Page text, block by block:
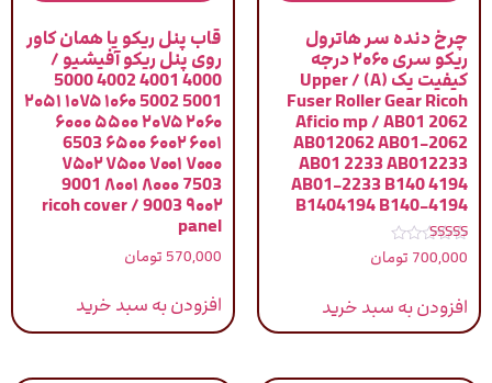
چرخ دنده سر هاترول
ریکو سری ۲۰۶۰ درجه
کیفیت یک (A) / Upper
Fuser Roller Gear Ricoh
Aficio mp / AB01 2062
AB012062 AB01-2062
AB01 2233 AB012233
AB01-2233 B140 4194
B1404194 B140-4194
نمره
5.00
700,000 تومان
افزودن به سبد خرید
قاب پنل ریکو یا همان کاور
روی پنل ریکو آفیشیو /
4000 4001 4002 5000
5001 5002 ۱۰۶۰ ۱۰۷۵ ۲۰۵۱
۲۰۶۰ ۲۰۷۵ ۵۵۰۰ ۶۰۰۰
۶۰۰۱ ۶۰۰۲ ۶۵۰۰ 6503
۷۰۰۰ ۷۰۰۱ ۷۵۰۰ ۷۵۰۲
7503 ۸۰۰۰ ۸۰۰۱ 9001
۹۰۰۲ 9003 / ricoh cover
panel
570,000 تومان
افزودن به سبد خرید